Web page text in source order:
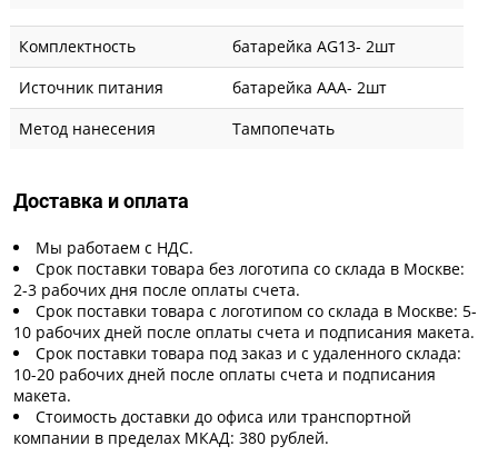
Комплектность
батарейка AG13- 2шт
Источник питания
батарейка AAA- 2шт
Метод нанесения
Тампопечать
Доставка и оплата
Мы работаем с НДС.
Срок поставки товара без логотипа со склада в Москве:
2-3 рабочих дня после оплаты счета.
Срок поставки товара с логотипом со склада в Москве: 5-
10 рабочих дней после оплаты счета и подписания макета.
Срок поставки товара под заказ и с удаленного склада:
10-20 рабочих дней после оплаты счета и подписания
макета.
Стоимость доставки до офиса или транспортной
компании в пределах МКАД: 380 рублей.